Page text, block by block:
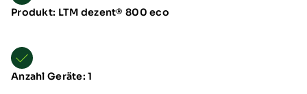
Produkt: LTM dezent® 800 eco
Anzahl Geräte: 1